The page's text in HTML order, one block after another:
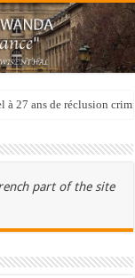
à 27 ans de réclusion
part of the site